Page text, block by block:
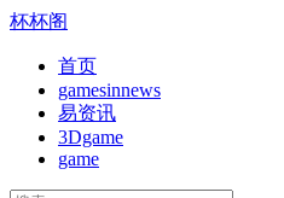
杯杯阁
首页
gamesinnews
易资讯
3Dgame
game